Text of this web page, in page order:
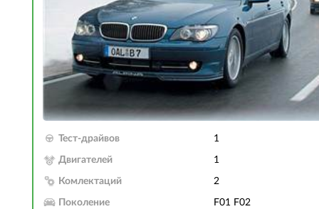
Тест-драйвов 1
Двигателей 1
Комлектаций 2
Поколение F01 F02